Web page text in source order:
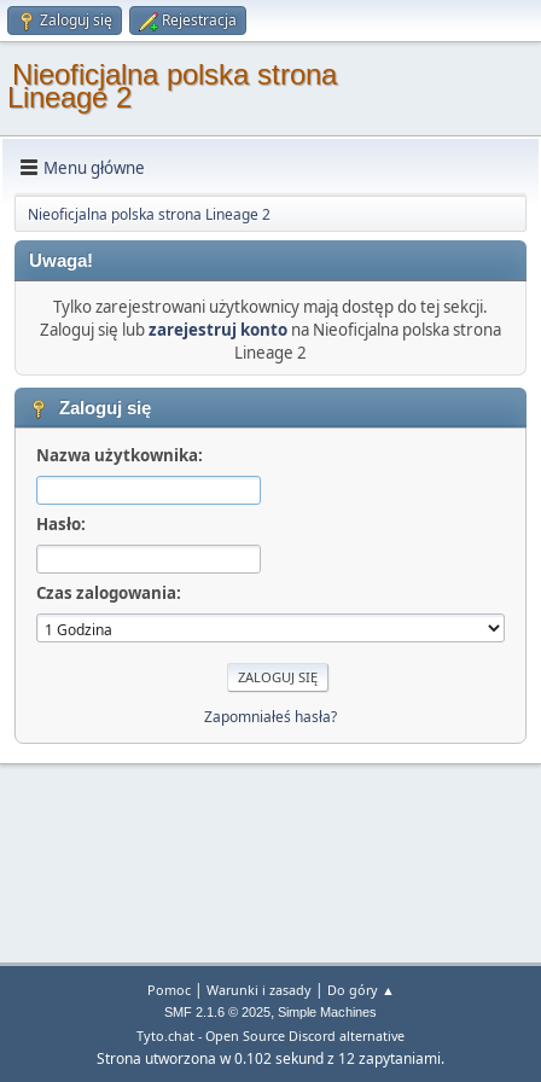
Zaloguj się Rejestracja
Nieoficjalna polska strona
Lineage 2
Menu główne
Nieoficjalna polska strona Lineage 2
Uwaga!
Tylko zarejestrowani użytkownicy mają dostęp do tej sekcji.
Zaloguj się lubzarejestruj konto na Nieoficjalna polska strona
Lineage 2
Zaloguj się
Nazwa użytkownika:
Hasło:
Czas zalogowania:
Zapomniałeś hasła?
Pomoc| Warunki i zasady| Do góry ▲
SMF 2.1.6 © 2025, Simple Machines
Tyto.chat - Open Source Discord alternative
Strona utworzona w 0.102 sekund z 12 zapytaniami.